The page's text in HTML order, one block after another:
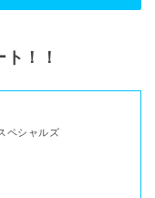
！！
ペシャルズ